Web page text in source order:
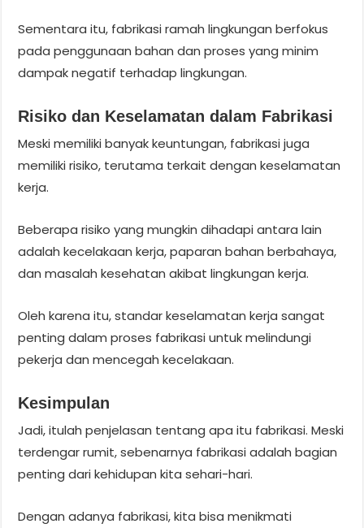
Sementara itu, fabrikasi ramah lingkungan berfokus
pada penggunaan bahan dan proses yang minim
dampak negatif terhadap lingkungan.
Risiko dan Keselamatan dalam Fabrikasi
Meski memiliki banyak keuntungan, fabrikasi juga
memiliki risiko, terutama terkait dengan keselamatan
kerja.
Beberapa risiko yang mungkin dihadapi antara lain
adalah kecelakaan kerja, paparan bahan berbahaya,
dan masalah kesehatan akibat lingkungan kerja.
Oleh karena itu, standar keselamatan kerja sangat
penting dalam proses fabrikasi untuk melindungi
pekerja dan mencegah kecelakaan.
Kesimpulan
Jadi, itulah penjelasan tentang apa itu fabrikasi. Meski
terdengar rumit, sebenarnya fabrikasi adalah bagian
penting dari kehidupan kita sehari-hari.
Dengan adanya fabrikasi, kita bisa menikmati